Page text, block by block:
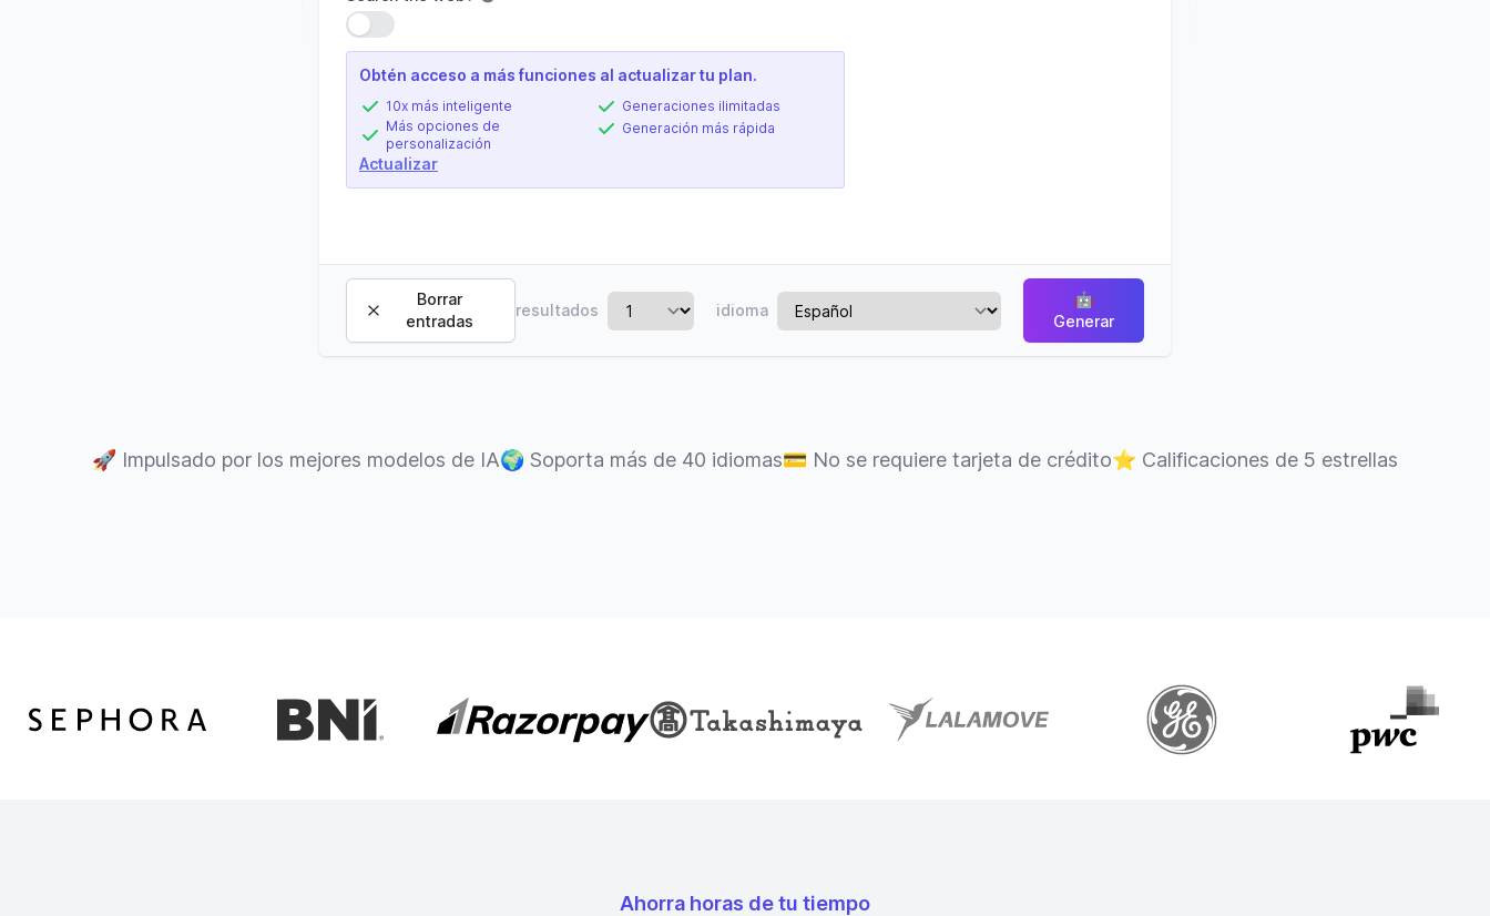
Usar configuración
Obtén acceso a más funciones al actualizar tu plan.
10x más inteligente
Más opciones de
personalización
Generaciones ilimitadas
Generación más rápida
Actualizar
Borrar
entradas
resultados idioma
🤖
Generar
🚀 Impulsado por los mejores modelos de IA🌍 Soporta más de 40 idiomas💳 No se requiere tarjeta de crédito⭐ Calificaciones de 5 estrellas
Ahorra horas de tu tiempo